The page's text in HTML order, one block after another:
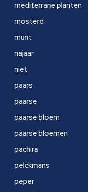
mediterrane planten
mosterd
munt
najaar
niet
paars
paarse
paarse bloem
paarse bloemen
pachira
pelckmans
peper